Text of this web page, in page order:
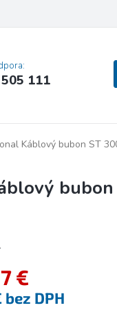
111
Káblový bubon ST
€
DPH